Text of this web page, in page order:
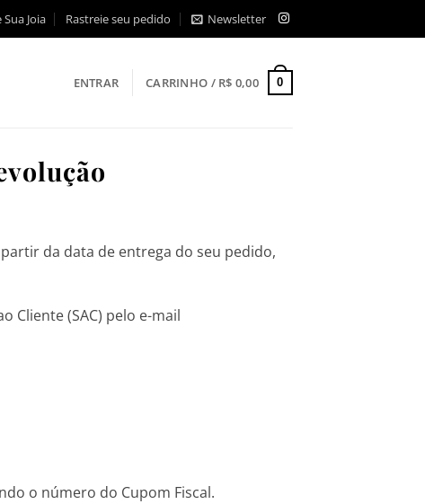
Sua Joia Rastreie seu pedido Newsletter
ENTRAR CARRINHO / R$ 0,00 0
da data de entrega do seu pedido,
Cliente (SAC) pelo e-mail
o número do Cupom Fiscal.